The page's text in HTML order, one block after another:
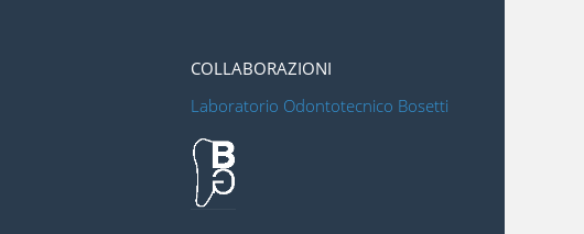
COLLABORAZIONI
Laboratorio Odontotecnico Bosetti